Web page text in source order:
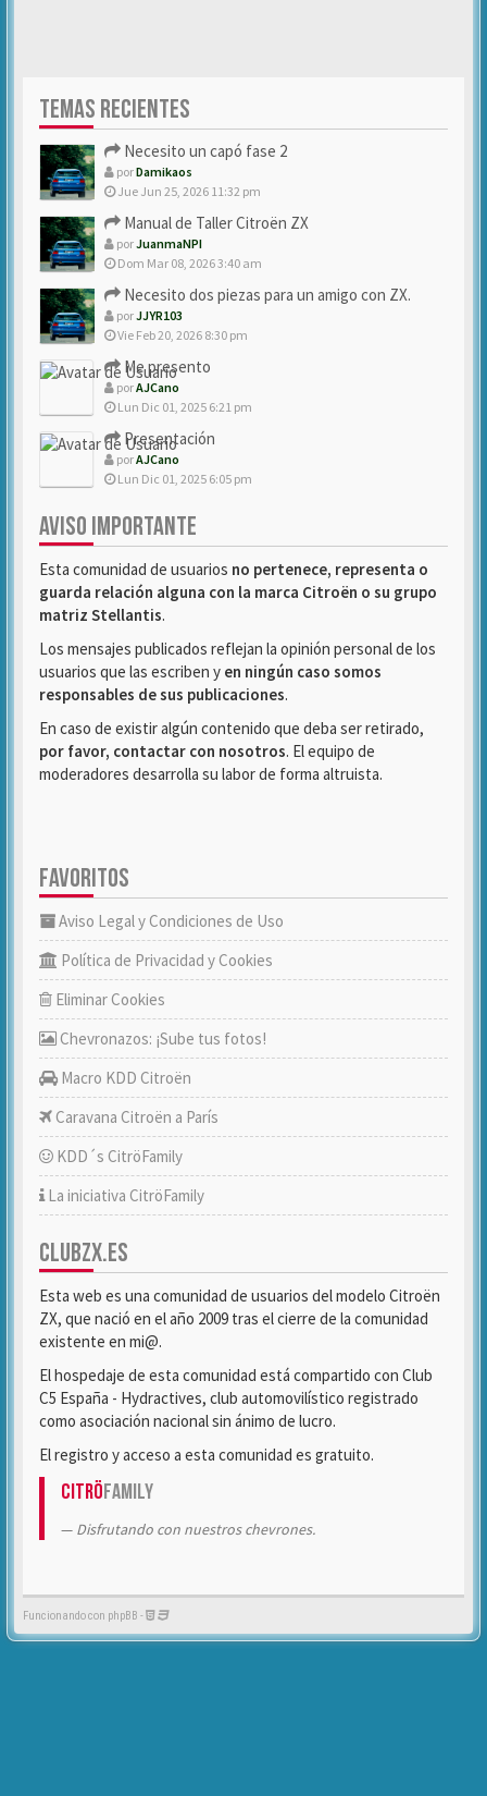
TEMAS RECIENTES
Necesito un capó fase 2
porDamikaos
Jue Jun 25, 2026 11:32 pm
Manual de Taller Citroën ZX
porJuanmaNPI
Dom Mar 08, 2026 3:40 am
Necesito dos piezas para un amigo con ZX.
porJJYR103
Vie Feb 20, 2026 8:30 pm
Me presento
porAJCano
Lun Dic 01, 2025 6:21 pm
Presentación
porAJCano
Lun Dic 01, 2025 6:05 pm
AVISO IMPORTANTE
Esta comunidad de usuarios no pertenece, representa o
guarda relación alguna con la marca Citroën o su grupo
matriz Stellantis.
Los mensajes publicados reflejan la opinión personal de los
usuarios que las escriben y en ningún caso somos
responsables de sus publicaciones.
En caso de existir algún contenido que deba ser retirado,
por favor, contactar con nosotros. El equipo de
moderadores desarrolla su labor de forma altruista.
FAVORITOS
Aviso Legal y Condiciones de Uso
Política de Privacidad y Cookies
Eliminar Cookies
Chevronazos: ¡Sube tus fotos!
Macro KDD Citroën
Caravana Citroën a París
KDD´s CitröFamily
La iniciativa CitröFamily
CLUBZX.ES
Esta web es una comunidad de usuarios del modelo Citroën
ZX, que nació en el año 2009 tras el cierre de la comunidad
existente en mi@.
El hospedaje de esta comunidad está compartido con Club
C5 España - Hydractives, club automovilístico registrado
como asociación nacional sin ánimo de lucro.
El registro y acceso a esta comunidad es gratuito.
CitröFamily
Disfrutando con nuestros chevrones.
Funcionando con phpBB -